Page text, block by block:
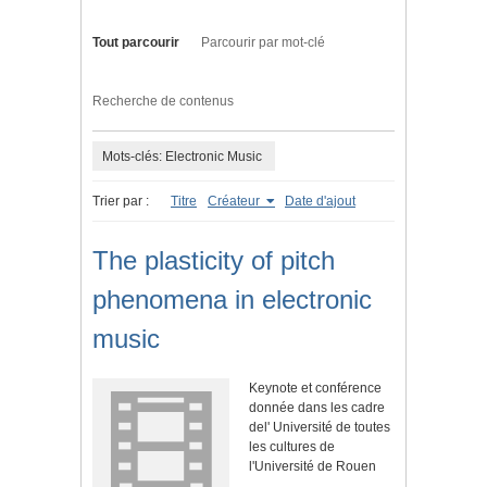
Tout parcourir Parcourir par mot-clé
Recherche de contenus
Mots-clés: Electronic Music
Trier par : Titre Créateur Date d'ajout
The plasticity of pitch
phenomena in electronic
music
Keynote et conférence
donnée dans les cadre
del' Université de toutes
les cultures de
l'Université de Rouen